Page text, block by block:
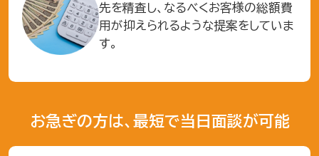
先を精査し、なるべくお客様の総額費
用が抑えられるような提案をしていま
す。
お急ぎの方は、最短で当日面談が可能